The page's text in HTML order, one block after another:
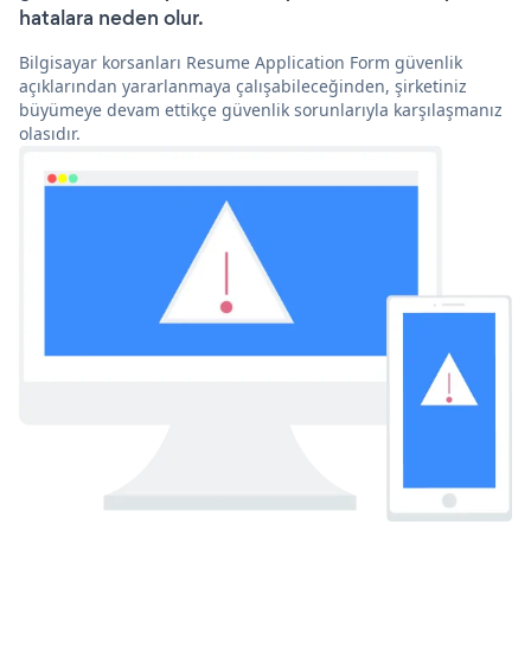
hatalara neden olur.
Bilgisayar korsanları Resume Application Form güvenlik
açıklarından yararlanmaya çalışabileceğinden, şirketiniz
büyümeye devam ettikçe güvenlik sorunlarıyla karşılaşmanız
olasıdır.